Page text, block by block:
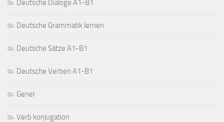
Deutsche Dialoge A1-B1
Deutsche Grammatik lernen
Deutsche Sätze A1-B1
Deutsche Verben A1-B1
Genel
Verb konjugation